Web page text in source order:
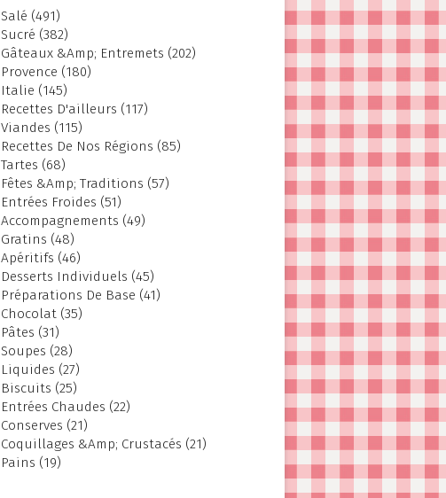
Salé (491)
Sucré (382)
Gâteaux &Amp; Entremets (202)
Provence (180)
Italie (145)
Recettes D'ailleurs (117)
Viandes (115)
Recettes De Nos Régions (85)
Tartes (68)
Fêtes &Amp; Traditions (57)
Entrées Froides (51)
Accompagnements (49)
Gratins (48)
Apéritifs (46)
Desserts Individuels (45)
Préparations De Base (41)
Chocolat (35)
Pâtes (31)
Soupes (28)
Liquides (27)
Biscuits (25)
Entrées Chaudes (22)
Conserves (21)
Coquillages &Amp; Crustacés (21)
Pains (19)